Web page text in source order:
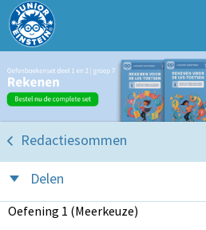
Redactiesommen
Delen
Oefening 1 (Meerkeuze)